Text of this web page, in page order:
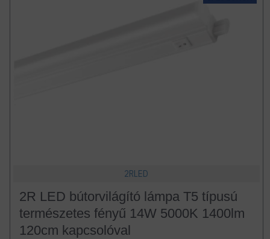
2RLED
2R LED bútorvilágító lámpa T5 típusú
természetes fényű 14W 5000K 1400lm
120cm kapcsolóval